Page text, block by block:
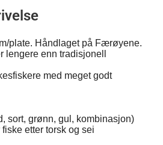
plate. Håndlaget på Færøyene.
lengere enn tradisjonell
med meget godt
sort, grønn, gul, kombinasjon)
etter torsk og sei